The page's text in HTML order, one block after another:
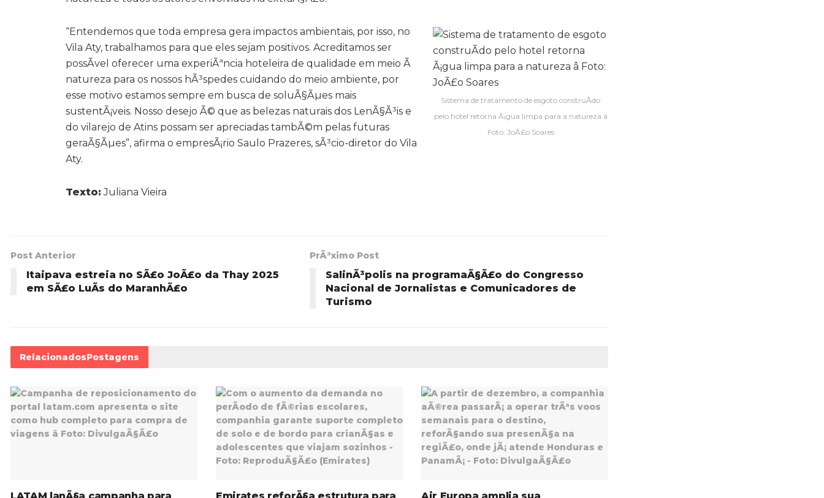
Sistema de tratamento de esgoto construÃ­do
pelo hotel retorna Ã¡gua limpa para a natureza â
Foto: JoÃ£o Soares
“Entendemos que toda empresa gera impactos ambientais, por isso, no
Vila Aty, trabalhamos para que eles sejam positivos. Acreditamos ser
possÃ­vel oferecer uma experiÃªncia hoteleira de qualidade em meio Ã
natureza para os nossos hÃ³spedes cuidando do meio ambiente, por
esse motivo estamos sempre em busca de soluÃ§Ãµes mais
sustentÃ¡veis. Nosso desejo Ã© que as belezas naturais dos LenÃ§Ã³is e
do vilarejo de Atins possam ser apreciadas tambÃ©m pelas futuras
geraÃ§Ãµes”, afirma o empresÃ¡rio Saulo Prazeres, sÃ³cio-diretor do Vila
Aty.
Texto: Juliana Vieira
Post Anterior
Itaipava estreia no SÃ£o JoÃ£o da Thay 2025
em SÃ£o LuÃ­s do MaranhÃ£o
PrÃ³ximo Post
SalinÃ³polis na programaÃ§Ã£o do Congresso
Nacional de Jornalistas e Comunicadores de
Turismo
RelacionadosPostagens